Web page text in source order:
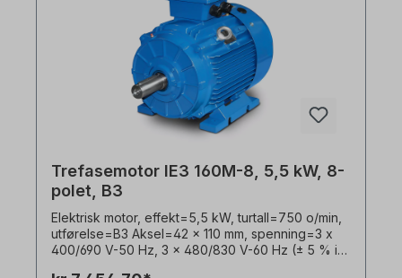
sylindriske rullelagre Den elektriske motoren er
egnet for bruk med frekvensomformere og for
begge rotasjonsretninger. I henhold til VDE 0105
og IEC 364 må alt arbeid på den elektriske
drivenheten kun utføres av kvalifisert personell.
For modifikasjoner eller spesialutførelser,
vennligst send oss en forespørsel. Alle
produktbilder er uforpliktende eksempler! Med
forbehold om tekniske endringer.
Trefasemotor IE3 160M-8, 5,5 kW, 8-
polet, B3
Elektrisk motor, effekt=5,5 kW, turtall=750 o/min,
utførelse=B3 Aksel=42 x 110 mm, spenning=3 x
400/690 V-50 Hz, 3 x 480/830 V-60 Hz (± 5 % i